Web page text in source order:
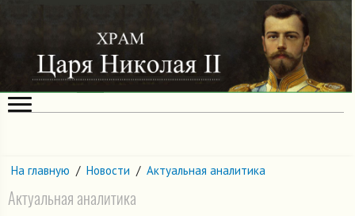
На главную / Новости / Актуальная аналитика
Актуальная аналитика